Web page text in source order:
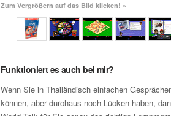
Zum Vergrößern auf das Bild klicken! »
Funktioniert es auch bei mir?
Wenn Sie in Thailändisch einfachen
können, aber durchaus noch Lücken haben,